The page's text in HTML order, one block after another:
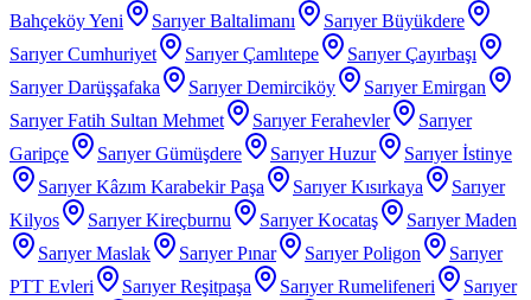
Bahçeköy Yeni
Sarıyer Baltalimanı
Sarıyer Büyükdere
Sarıyer Cumhuriyet
Sarıyer Çamlıtepe
Sarıyer Çayırbaşı
Sarıyer Darüşşafaka
Sarıyer Demirciköy
Sarıyer Emirgan
Sarıyer Fatih Sultan Mehmet
Sarıyer Ferahevler
Sarıyer
Garipçe
Sarıyer Gümüşdere Sarıyer Huzur
Sarıyer İstinye
Sarıyer Kâzım Karabekir Paşa
Sarıyer Kısırkaya
Sarıyer
Kilyos
Sarıyer Kireçburnu Sarıyer Kocataş
Sarıyer Maden
Sarıyer Maslak
Sarıyer Pınar Sarıyer Poligon
Sarıyer
PTT Evleri
Sarıyer Reşitpaşa Sarıyer Rumelifeneri
Sarıyer